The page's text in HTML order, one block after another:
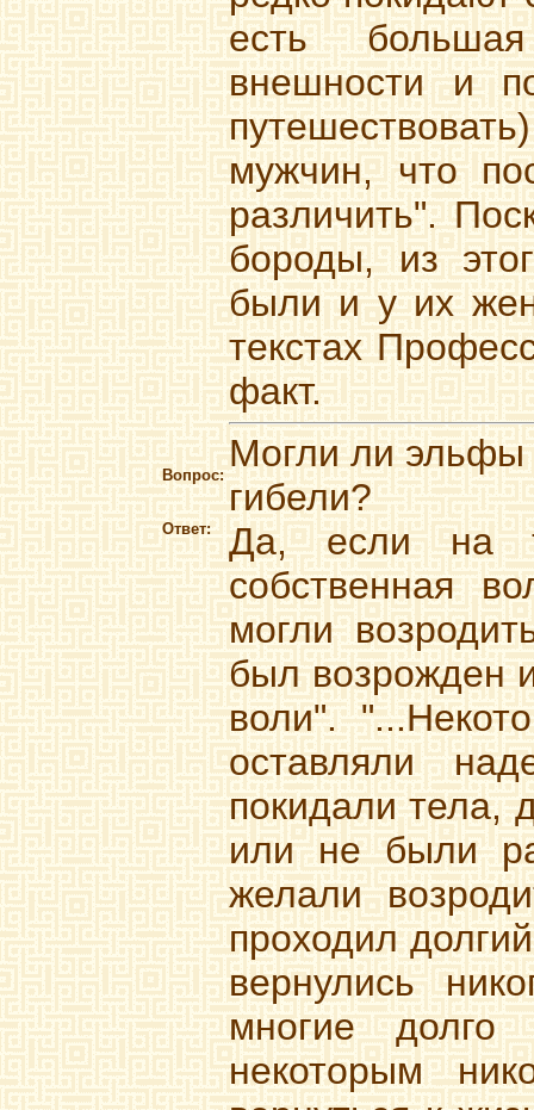
есть
внешности и
мужчин, что
различить".
бороды, из
были и у их
текстах
факт.
Вопрос:
Могли ли эльфы
гибели?
Ответ:
Да, если на
собственная
могли
был возрожден
воли".
оставляли
покидали тела,
или не были
желали
проходил
вернулись
многие
некоторым